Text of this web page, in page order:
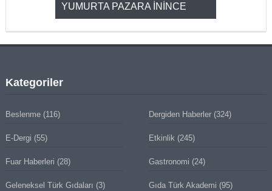
YUMURTA PAZARA İNİNCE
Kategoriler
Beslenme(116) Dergiden Haberler (324)
E-Dergi (55) Etkinlik (245)
Fuar Haberleri (28) Gastronomi (24)
Geleneksel Türk Gıdaları (3) Gıda Türk Akademi (95)